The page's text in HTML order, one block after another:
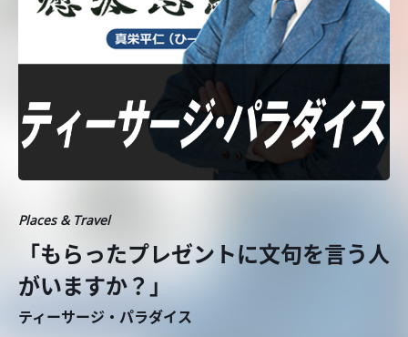
Places & Travel
「もらったプレゼントに文句を言う人
がいますか？」
ティーサージ・パラダイス